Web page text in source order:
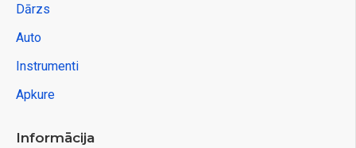
Dārzs
Auto
Instrumenti
Apkure
Informācija